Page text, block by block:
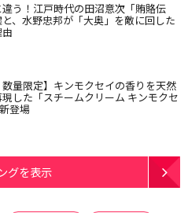
う！江戸時代の田沼意次「賄賂伝
、水野忠邦が「大奥」を敵に回した
数量限定】キンモクセイの香りを天然
した「スチームクリーム キンモクセ
登場
グを表示